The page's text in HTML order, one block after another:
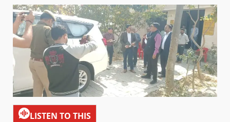
LISTEN TO THIS